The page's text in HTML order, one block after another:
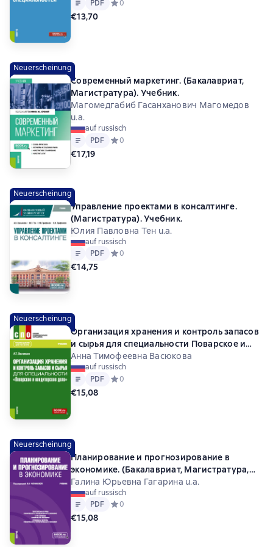
PDF Средний рейтинг 0 на основе 0 оценок
0
€13,70
Neuerscheinung
Современный маркетинг. (Бакалавриат,
Магистратура). Учебник.
Магомедгабиб Гасанханович Магомедов
u.a.
auf russisch
Text
PDF
PDF Средний рейтинг 0 на основе 0 оценок
0
€17,19
Neuerscheinung
Управление проектами в консалтинге.
(Магистратура). Учебник.
Юлия Павловна Тен u.a.
auf russisch
Text
PDF
PDF Средний рейтинг 0 на основе 0 оценок
0
€14,75
Neuerscheinung
Организация хранения и контроль запасов
и сырья для специальности Поварское и
кондитерское дело . (СПО). Учебник.
Анна Тимофеевна Васюкова
auf russisch
Text
PDF
PDF Средний рейтинг 0 на основе 0 оценок
0
€15,08
Neuerscheinung
Планирование и прогнозирование в
экономике. (Бакалавриат, Магистратура,
Специалитет). Учебник.
Галина Юрьевна Гагарина u.a.
auf russisch
Text
PDF
PDF Средний рейтинг 0 на основе 0 оценок
0
€15,08